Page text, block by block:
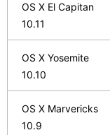
OS X El Capitan
10.11
OS X Yosemite
10.10
OS X Marvericks
10.9